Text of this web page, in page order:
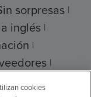
sorpresas
inglés
cookies